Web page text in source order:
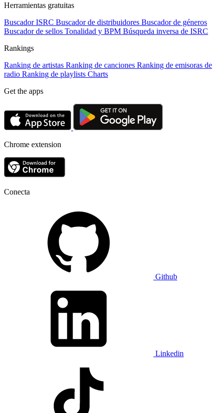
Herramientas gratuitas
Buscador ISRC Buscador de distribuidores Buscador de géneros
Buscador de sellos Tonalidad y BPM Búsqueda inversa de ISRC
Rankings
Ranking de artistas Ranking de canciones Ranking de emisoras de
radio Ranking de playlists Charts
Get the apps
Chrome extension
Conecta
Github
Linkedin